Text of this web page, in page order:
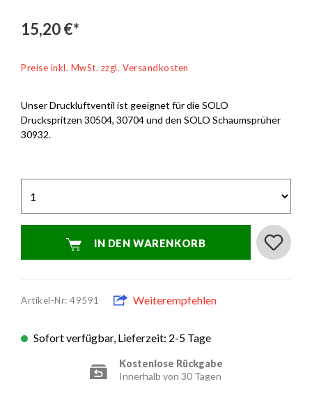
15,20 €*
Preise inkl. MwSt. zzgl. Versandkosten
Unser Druckluftventil ist geeignet für die SOLO
Druckspritzen 30504, 30704 und den SOLO Schaumsprüher
30932.
IN DEN WARENKORB
Artikel-Nr: 49591 Weiterempfehlen
Sofort verfügbar, Lieferzeit: 2-5 Tage
Kostenlose Rückgabe
Innerhalb von 30 Tagen